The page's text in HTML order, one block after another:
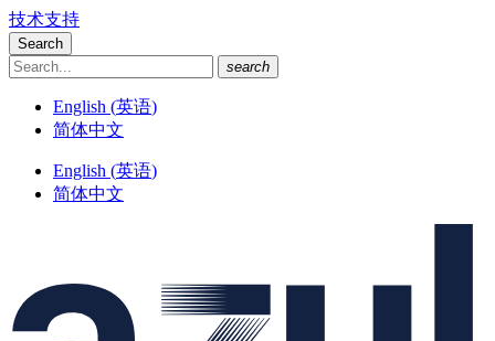
技术支持
Search
search
English (英语)
简体中文
English (英语)
简体中文